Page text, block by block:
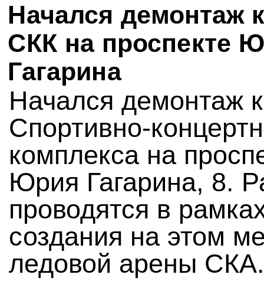
Начался демонтаж
СКК на проспекте
Гагарина
Начался демонтаж
Спортивно-
комплекса на
Юрия Гагарина, 8.
проводятся в
создания на этом
ледовой арены СКА.